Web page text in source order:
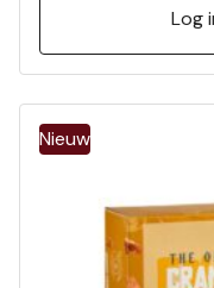
Log